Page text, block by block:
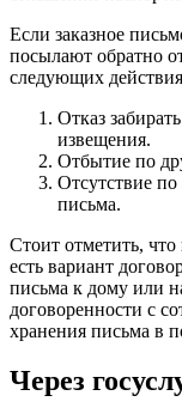
Если заказное
посылают обратно
следующих
Отказ
извещения.
Отбытие по
Отсутствие
письма.
Стоит отметить,
есть вариант
письма к дому или
договоренности с
хранения письма в
Через